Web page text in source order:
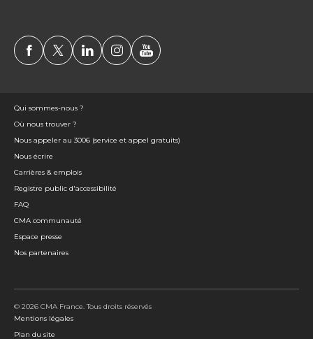
Qui sommes-nous ?
Où nous trouver ?
Nous appeler au 3006 (service et appel gratuits)
Nous écrire
Carrières & emplois
Registre public d'accessibilité
FAQ
CMA communauté
Espace presse
Nos partenaires
© 2026 CMA France. Tous droits réservés
Mentions légales
Plan du site